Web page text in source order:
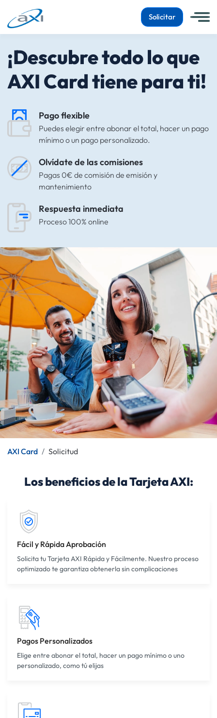
Solicitar
¡Descubre todo lo que
AXI Card tiene para ti!
Pago flexible
Puedes elegir entre abonar el total, hacer un pago
mínimo o un pago personalizado.
Olvídate de las comisiones
Pagas 0€ de comisión de emisión y
mantenimiento
Respuesta inmediata
Proceso 100% online
AXI Card Solicitud
Los beneficios de la Tarjeta AXI:
Fácil y Rápida Aprobación
Solicita tu Tarjeta AXI Rápida y Fácilmente. Nuestro proceso
optimizado te garantiza obtenerla sin complicaciones
Pagos Personalizados
Elige entre abonar el total, hacer un pago mínimo o uno
personalizado, como tú elijas